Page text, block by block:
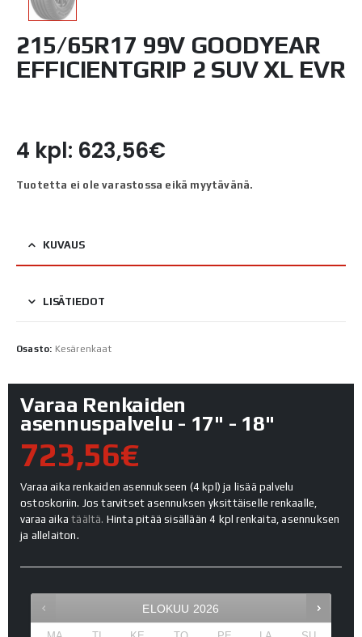
215/65R17 99V GOODYEAR
EFFICIENTGRIP 2 SUV XL EVR
4 kpl: 623,56€
Tuotetta ei ole varastossa eikä myytävänä.
KUVAUS
LISÄTIEDOT
Osasto: Kesärenkaat
Varaa Renkaiden
asennuspalvelu - 17" - 18"
723,56€
Varaa aika renkaiden asennukseen (4 kpl) ja lisää palvelu
ostoskoriin. Jos tarvitset asennuksen yksittäiselle renkaalle,
varaa aikatäältä. Hinta pitää sisällään 4 kpl renkaita, asennuksen
ja allelaiton.
ELOKUU 2026